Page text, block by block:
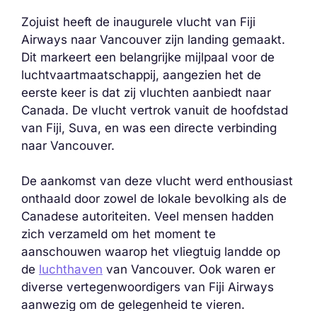
Zojuist heeft de inaugurele vlucht van Fiji
Airways naar Vancouver zijn landing gemaakt.
Dit markeert een belangrijke mijlpaal voor de
luchtvaartmaatschappij, aangezien het de
eerste keer is dat zij vluchten aanbiedt naar
Canada. De vlucht vertrok vanuit de hoofdstad
van Fiji, Suva, en was een directe verbinding
naar Vancouver.
De aankomst van deze vlucht werd enthousiast
onthaald door zowel de lokale bevolking als de
Canadese autoriteiten. Veel mensen hadden
zich verzameld om het moment te
aanschouwen waarop het vliegtuig landde op
de luchthaven van Vancouver. Ook waren er
diverse vertegenwoordigers van Fiji Airways
aanwezig om de gelegenheid te vieren.